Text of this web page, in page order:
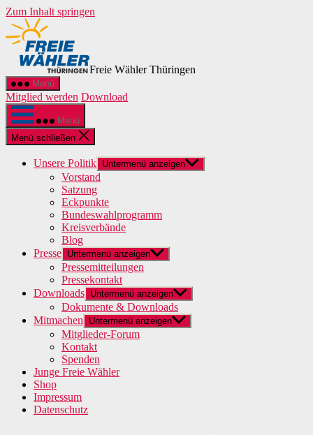
Zum Inhalt springen
Freie Wähler Thüringen
Menü
Mitglied werden Download
Menü
Menü schließen
Unsere Politik Untermenü anzeigen
Vorstand
Satzung
Eckpunkte
Bundeswahlprogramm
Kreisverbände
Blog
Presse Untermenü anzeigen
Pressemitteilungen
Pressekontakt
Downloads Untermenü anzeigen
Dokumente & Downloads
Mitmachen
Untermenü anzeigen
Mitglieder-Forum
Kontakt
Spenden
Junge Freie Wähler
Shop
Impressum
Datenschutz